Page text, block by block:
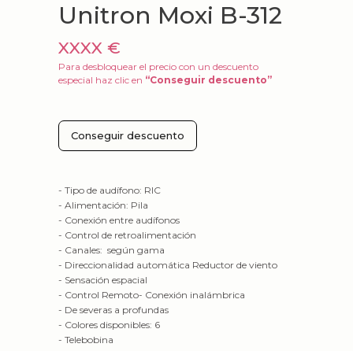
Unitron Moxi B-312
XXXX €
Para desbloquear el precio con un descuento
especial haz clic en “Conseguir descuento”
Conseguir descuento
- Tipo de audífono: RIC
- Alimentación: Pila
- Conexión entre audífonos
- Control de retroalimentación
- Canales: según gama
- Direccionalidad automática Reductor de viento
- Sensación espacial
- Control Remoto- Conexión inalámbrica
- De severas a profundas
- Colores disponibles: 6
- Telebobina